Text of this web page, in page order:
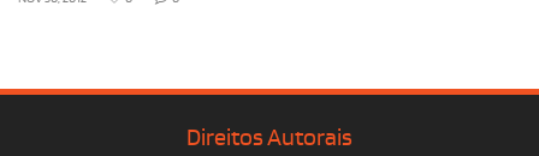
Direitos Autorais